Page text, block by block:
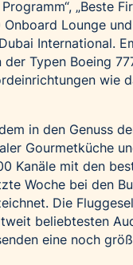
„Beste
Lounge
International.
Typen Boeing
wie
in den Genuss
Gourmetküche
Kanäle mit den
Woche bei den
Die
beliebtesten
eine noch